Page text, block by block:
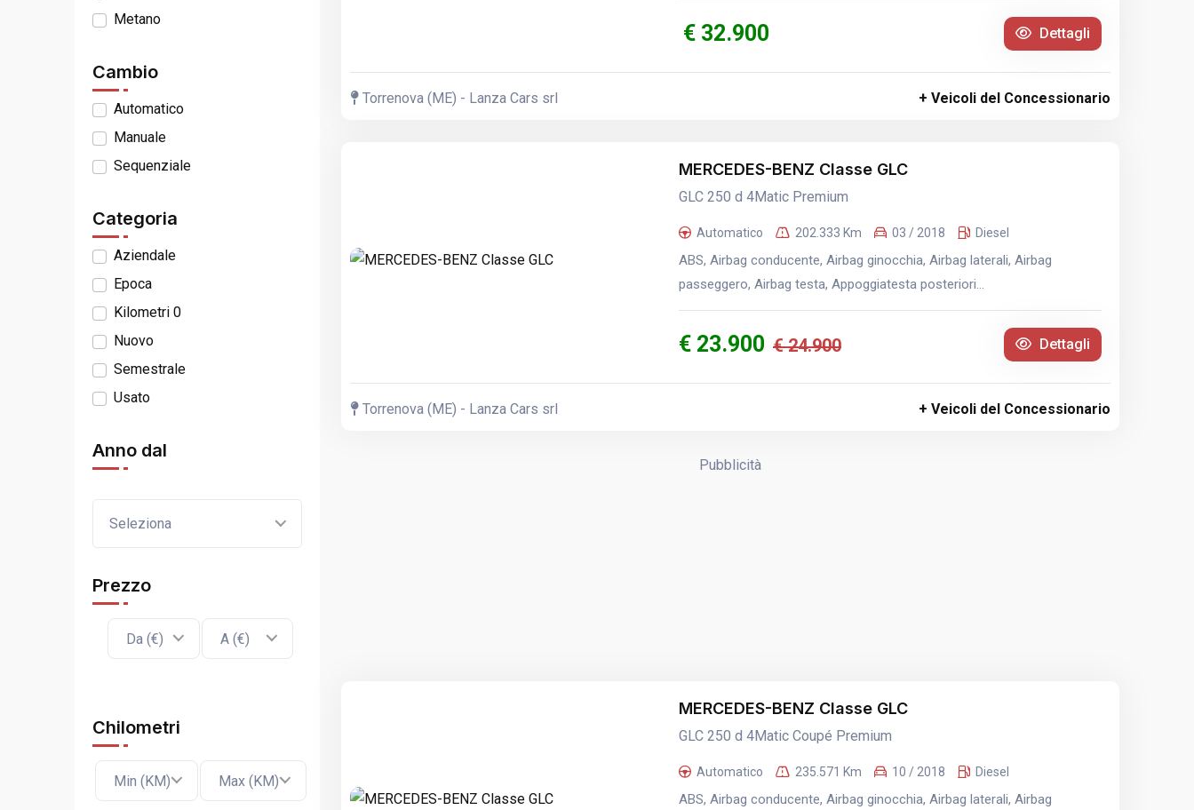
Metano
Cambio
Automatico
Manuale
Sequenziale
Categoria
Aziendale
Epoca
Kilometri 0
Nuovo
Semestrale
Usato
Anno dal
Seleziona
Prezzo
Da (€) A (€)
Chilometri
Min (KM) Max (KM)
€ 32.900 Dettagli
Torrenova (ME) - Lanza Cars srl + Veicoli del Concessionario
MERCEDES-BENZ Classe GLC
GLC 250 d 4Matic Premium
Automatico 202.333 Km 03 / 2018 Diesel
ABS, Airbag conducente, Airbag ginocchia, Airbag laterali, Airbag
passeggero, Airbag testa, Appoggiatesta posteriori...
€ 23.900 € 24.900 Dettagli
Torrenova (ME) - Lanza Cars srl + Veicoli del Concessionario
Pubblicità
MERCEDES-BENZ Classe GLC
GLC 250 d 4Matic Coupé Premium
Automatico 235.571 Km 10 / 2018 Diesel
ABS, Airbag conducente, Airbag ginocchia, Airbag laterali, Airbag